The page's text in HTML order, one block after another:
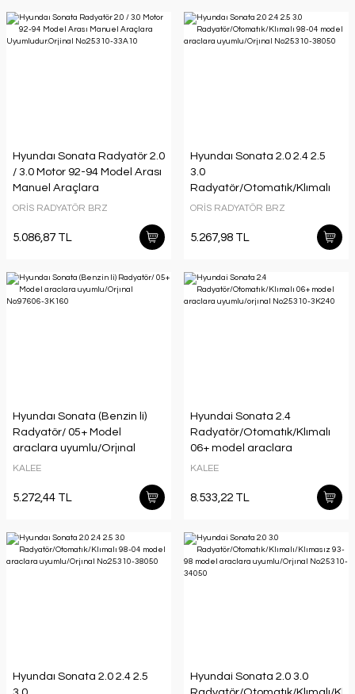
Hyundaı Sonata Radyatör 2.0
/ 3.0 Motor 92-94 Model Arası
Manuel Araçlara
Uyumludur.Orjinal No:25310-
ORİS RADYATÖR BRZ
5.086,87 TL
Hyundaı Sonata 2.0 2.4 2.5
3.0
Radyatör/Otomatık/Klımalı
98-04 model araclara
38050
ORİS RADYATÖR BRZ
5.267,98 TL
Hyundaı Sonata (Benzin li)
Radyatör/ 05+ Model
araclara uyumlu/Orjınal
No:97606-3K160
KALEE
5.272,44 TL
Hyundai Sonata 2.4
Radyatör/Otomatık/Klımalı
06+ model araclara
uyumlu/orjınal No:25310-
KALEE
8.533,22 TL
Hyundaı Sonata 2.0 2.4 2.5
Hyundai Sonata 2.0 3.0